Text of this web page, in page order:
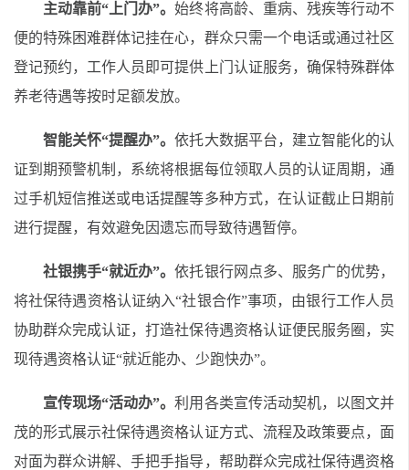
主动靠前“上门办”。始终将高龄、重病、残疾等行动不
便的特殊困难群体记挂在心，群众只需一个电话或通过社区
登记预约，工作人员即可提供上门认证服务，确保特殊群体
养老待遇等按时足额发放。
智能关怀“提醒办”。依托大数据平台，建立智能化的认
证到期预警机制，系统将根据每位领取人员的认证周期，通
过手机短信推送或电话提醒等多种方式，在认证截止日期前
进行提醒，有效避免因遗忘而导致待遇暂停。
社银携手“就近办”。依托银行网点多、服务广的优势，
将社保待遇资格认证纳入“社银合作”事项， 由银行工作人员
协助群众完成认证，打造社保待遇资格认证便民服务圈，实
现待遇资格认证“就近能办、少跑快办”。
宣传现场“活动办”。利用各类宣传活动契机，以图文并
茂的形式展示社保待遇资格认证方式、流程及政策要点，面
对面为群众讲解、手把手指导，帮助群众完成社保待遇资格